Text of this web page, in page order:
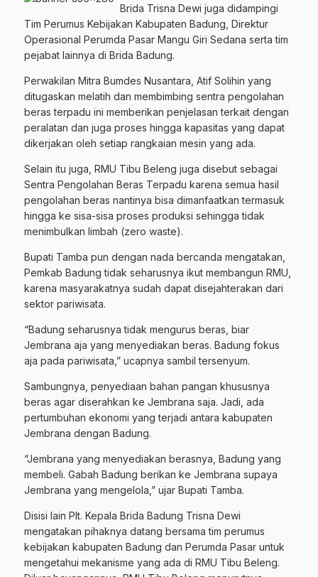
Brida Trisna Dewi juga didampingi
Tim Perumus Kebijakan Kabupaten Badung, Direktur
Operasional Perumda Pasar Mangu Giri Sedana serta tim
pejabat lainnya di Brida Badung.
Perwakilan Mitra Bumdes Nusantara, Atif Solihin yang
ditugaskan melatih dan membimbing sentra pengolahan
beras terpadu ini memberikan penjelasan terkait dengan
peralatan dan juga proses hingga kapasitas yang dapat
dikerjakan oleh setiap rangkaian mesin yang ada.
Selain itu juga, RMU Tibu Beleng juga disebut sebagai
Sentra Pengolahan Beras Terpadu karena semua hasil
pengolahan beras nantinya bisa dimanfaatkan termasuk
hingga ke sisa-sisa proses produksi sehingga tidak
menimbulkan limbah (zero waste).
Bupati Tamba pun dengan nada bercanda mengatakan,
Pemkab Badung tidak seharusnya ikut membangun RMU,
karena masyarakatnya sudah dapat disejahterakan dari
sektor pariwisata.
“Badung seharusnya tidak mengurus beras, biar
Jembrana aja yang menyediakan beras. Badung fokus
aja pada pariwisata,” ucapnya sambil tersenyum.
Sambungnya, penyediaan bahan pangan khususnya
beras agar diserahkan ke Jembrana saja. Jadi, ada
pertumbuhan ekonomi yang terjadi antara kabupaten
Jembrana dengan Badung.
“Jembrana yang menyediakan berasnya, Badung yang
membeli. Gabah Badung berikan ke Jembrana supaya
Jembrana yang mengelola,” ujar Bupati Tamba.
Disisi lain Plt. Kepala Brida Badung Trisna Dewi
mengatakan pihaknya datang bersama tim perumus
kebijakan kabupaten Badung dan Perumda Pasar untuk
mengetahui mekanisme yang ada di RMU Tibu Beleng.